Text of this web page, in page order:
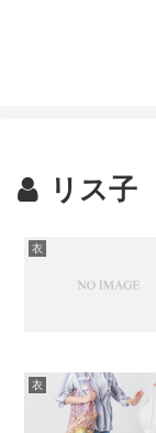
リス子
衣
衣